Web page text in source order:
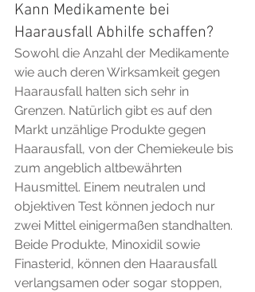
Kann Medikamente bei
Haarausfall Abhilfe schaffen?
Sowohl die Anzahl der Medikamente
wie auch deren Wirksamkeit gegen
Haarausfall halten sich sehr in
Grenzen. Natürlich gibt es auf den
Markt unzählige Produkte gegen
Haarausfall, von der Chemiekeule bis
zum angeblich altbewährten
Hausmittel. Einem neutralen und
objektiven Test können jedoch nur
zwei Mittel einigermaßen standhalten.
Beide Produkte, Minoxidil sowie
Finasterid, können den Haarausfall
verlangsamen oder sogar stoppen,